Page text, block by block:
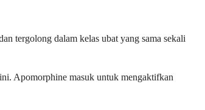
tergolong dalam kelas ubat yang sama sekali
Apomorphine masuk untuk mengaktifkan